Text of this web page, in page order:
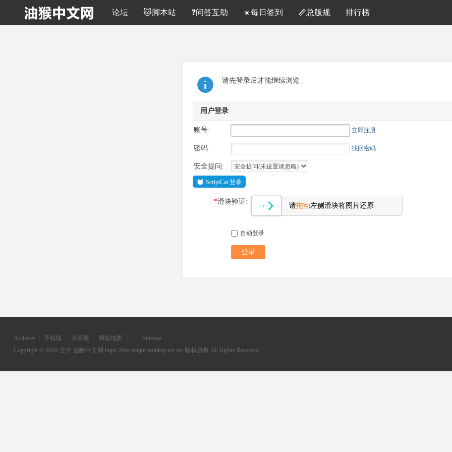
论坛 🐱脚本站 ❓问答互助 ☀️每日签到 📏总版规 排行榜
请先登录后才能继续浏览
用户登录
账号: 立即注册
密码: 找回密码
安全提问:
ScriptCat 登录
*滑块验证:
请拖动左侧滑块将图片还原
自动登录
登录
Archiver 手机版 小黑屋 网站地图
Sitemap
Copyright © 2020-至今 油猴中文网 https://bbs.tampermonkey.net.cn/ 版权所有 All Rights Reserved.